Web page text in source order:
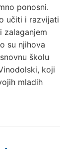
ponosni.
učiti i razvijati
zalaganjem
su njihova
školu
koji
mladih